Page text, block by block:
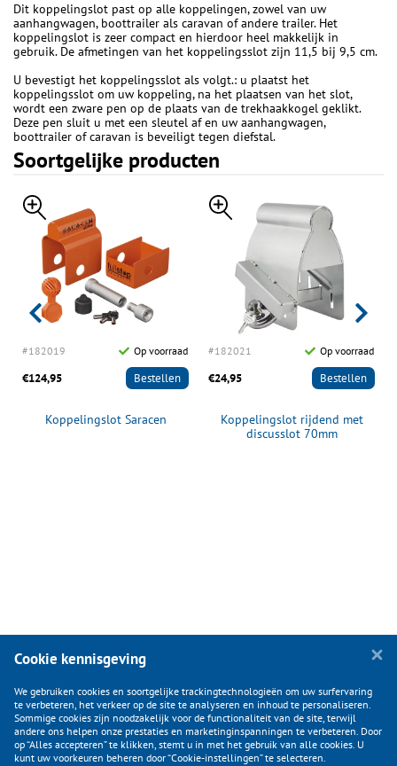
Dit koppelingslot past op alle koppelingen, zowel van uw
aanhangwagen, boottrailer als caravan of andere trailer. Het
koppelingslot is zeer compact en hierdoor heel makkelijk in
gebruik. De afmetingen van het koppelingsslot zijn 11,5 bij 9,5 cm.
U bevestigt het koppelingsslot als volgt.: u plaatst het
koppelingsslot om uw koppeling, na het plaatsen van het slot,
wordt een zware pen op de plaats van de trekhaakkogel geklikt.
Deze pen sluit u met een sleutel af en uw aanhangwagen,
boottrailer of caravan is beveiligt tegen diefstal.
Soortgelijke producten
#182019 Op voorraad
€124,95 Bestellen
Koppelingslot Saracen
#182021 Op voorraad
€24,95 Bestellen
Koppelingslot rijdend met
discusslot 70mm
KLANTENSERVICE
Cookie kennisgeving
We gebruiken cookies en soortgelijke trackingtechnologieën om uw surfervaring
te verbeteren, het verkeer op de site te analyseren en inhoud te personaliseren.
Sommige cookies zijn noodzakelijk voor de functionaliteit van de site, terwijl
andere ons helpen onze prestaties en marketinginspanningen te verbeteren. Door
op “Alles accepteren” te klikken, stemt u in met het gebruik van alle cookies. U
kunt uw voorkeuren beheren door “Cookie-instellingen” te selecteren.